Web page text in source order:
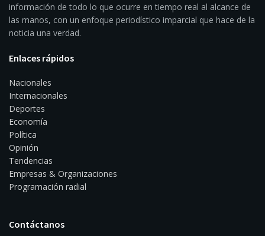
información de todo lo que ocurre en tiempo real al alcance de
las manos, con un enfoque periodístico imparcial que hace de la
noticia una verdad.
Enlaces rápidos
Nacionales
Internacionales
Deportes
Economía
Política
Opinión
Tendencias
Empresas & Organizaciones
Programación radial
Contáctanos